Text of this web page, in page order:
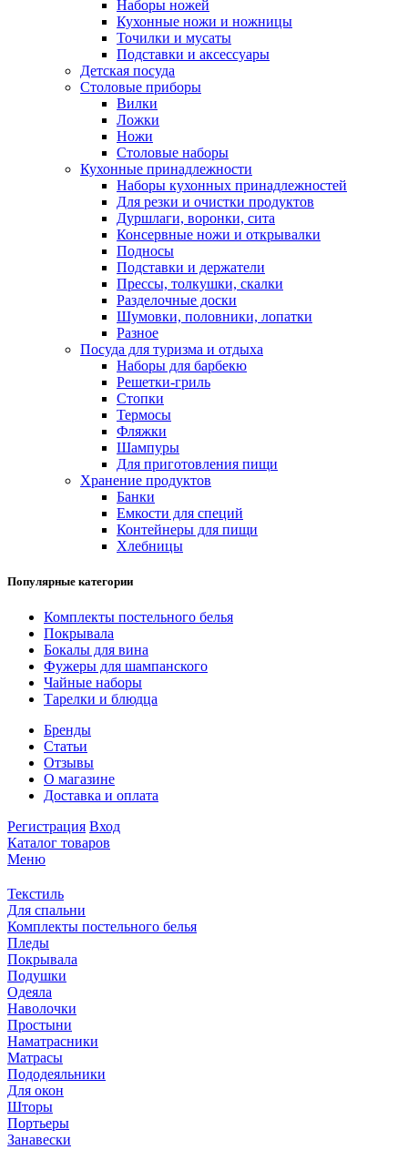
Наборы ножей
Кухонные ножи и ножницы
Точилки и мусаты
Подставки и аксессуары
Детская посуда
Столовые приборы
Вилки
Ложки
Ножи
Столовые наборы
Кухонные принадлежности
Наборы кухонных принадлежностей
Для резки и очистки продуктов
Дуршлаги, воронки, сита
Консервные ножи и открывалки
Подносы
Подставки и держатели
Прессы, толкушки, скалки
Разделочные доски
Шумовки, половники, лопатки
Разное
Посуда для туризма и отдыха
Наборы для барбекю
Решетки-гриль
Стопки
Термосы
Фляжки
Шампуры
Для приготовления пищи
Хранение продуктов
Банки
Емкости для специй
Контейнеры для пищи
Хлебницы
Популярные категории
Комплекты постельного белья
Покрывала
Бокалы для вина
Фужеры для шампанского
Чайные наборы
Тарелки и блюдца
Бренды
Статьи
Отзывы
О магазине
Доставка и оплата
Регистрация Вход
Каталог товаров
Меню
Текстиль
Для спальни
Комплекты постельного белья
Пледы
Покрывала
Подушки
Одеяла
Наволочки
Простыни
Наматрасники
Матрасы
Пододеяльники
Для окон
Шторы
Портьеры
Занавески